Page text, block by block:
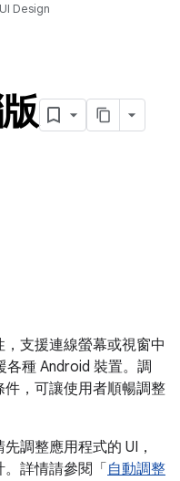
UI Design
支援連線螢幕或視窗中
各種 Android 裝置。調
，可讓使用者順暢調整
調整應用程式的 UI，
詳情請參閱「 自動調整